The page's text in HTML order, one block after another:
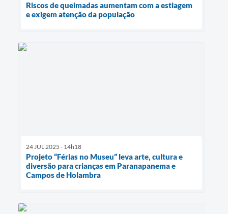
Riscos de queimadas aumentam com a estiagem
e exigem atenção da população
24 JUL 2025 - 14h18
Projeto “Férias no Museu” leva arte, cultura e
diversão para crianças em Paranapanema e
Campos de Holambra